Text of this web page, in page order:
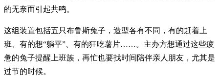
的无奈而引起共鸣。
这组装置包括五只布鲁斯兔子，造型各有不同，有的赶着上
班、有的想“躺平”、有的狂吃薯片……。主办方想通过这些疲
惫的兔子提醒上班族，再忙也要找时间陪伴亲人朋友，尤其是
过节的时候。